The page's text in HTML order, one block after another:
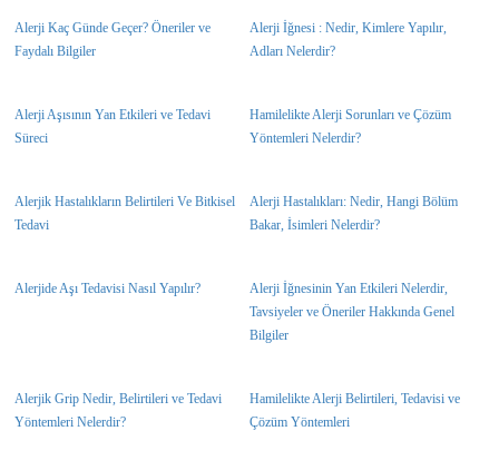
Alerji Kaç Günde Geçer? Öneriler ve
Faydalı Bilgiler
Alerji İğnesi : Nedir, Kimlere Yapılır,
Adları Nelerdir?
Alerji Aşısının Yan Etkileri ve Tedavi
Süreci
Hamilelikte Alerji Sorunları ve Çözüm
Yöntemleri Nelerdir?
Alerjik Hastalıkların Belirtileri Ve Bitkisel
Tedavi
Alerji Hastalıkları: Nedir, Hangi Bölüm
Bakar, İsimleri Nelerdir?
Alerjide Aşı Tedavisi Nasıl Yapılır?
Alerji İğnesinin Yan Etkileri Nelerdir,
Tavsiyeler ve Öneriler Hakkında Genel
Bilgiler
Alerjik Grip Nedir, Belirtileri ve Tedavi
Yöntemleri Nelerdir?
Hamilelikte Alerji Belirtileri, Tedavisi ve
Çözüm Yöntemleri